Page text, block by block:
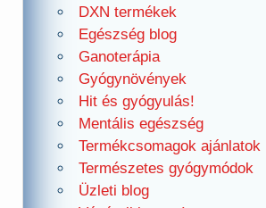
DXN termékek
Egészség blog
Ganoterápia
Gyógynövények
Hit és gyógyulás!
Mentális egészség
Termékcsomagok ajánlatok
Természetes gyógymódok
Üzleti blog